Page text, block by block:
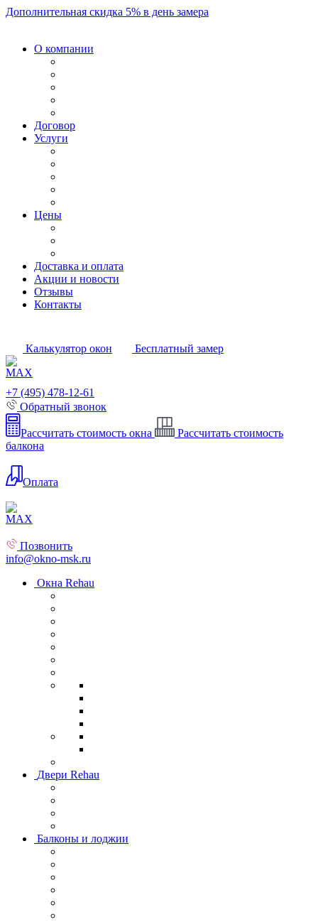
Дополнительная скидка 5% в день замера
О компании
Договор
Услуги
Цены
Доставка и оплата
Акции и новости
Отзывы
Контакты
Калькулятор окон Бесплатный замер
+7 (495) 478-12-61
Обратный звонок
Рассчитать стоимость окна
Рассчитать стоимость
балкона
Оплата
Позвонить
info@okno-msk.ru
Окна Rehau
Двери Rehau
Балконы и лоджии